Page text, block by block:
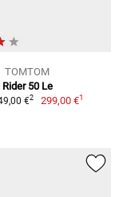
TOMTOM
Rider 50 Le
€2 299,00 €1